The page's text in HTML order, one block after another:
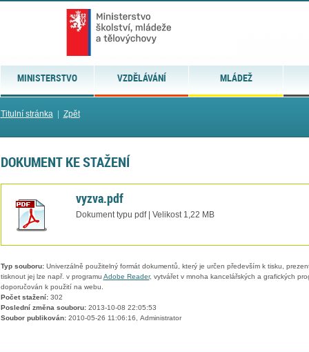
MINISTERSTVO VZDĚLÁVÁNÍ MLÁDEŽ
Titulní stránka| Zpět
DOKUMENT KE STAŽENÍ
vyzva.pdf
Dokument typu pdf | Velikost 1,22 MB
Typ souboru:Univerzálně použitelný formát dokumentů, který je určen především k tisku,
tisknout jej lze např. v programu Adobe Reader, vytvářet v mnoha kancelářských a grafických
doporučován k použití na webu.
Počet stažení:302
Poslední změna souboru:2013-10-08 22:05:53
Soubor publikován:2010-05-26 11:06:16, Administrator